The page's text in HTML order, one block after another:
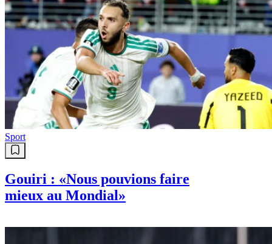
Sport
Gouiri : «Nous pouvions faire
mieux au Mondial»